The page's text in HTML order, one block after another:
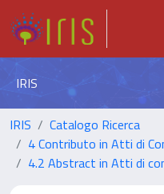
IRIS
IRIS
Catalogo Ricerca
4 Contributo in Atti di
4.2 Abstract in Atti di